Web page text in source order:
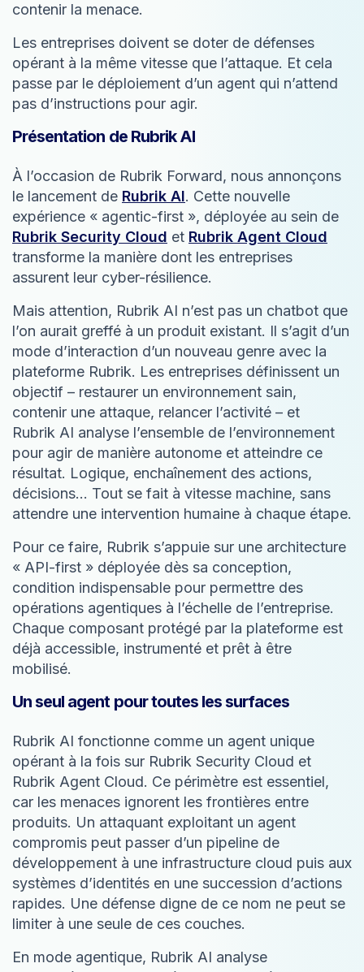
contenir la menace.
Les entreprises doivent se doter de défenses
opérant à la même vitesse que l’attaque. Et cela
passe par le déploiement d’un agent qui n’attend
pas d’instructions pour agir.
Présentation de Rubrik AI
À l’occasion de Rubrik Forward, nous annonçons
le lancement de Rubrik AI. Cette nouvelle
expérience « agentic-first », déployée au sein de
Rubrik Security Cloud et Rubrik Agent Cloud
transforme la manière dont les entreprises
assurent leur cyber-résilience.
Mais attention, Rubrik AI n’est pas un chatbot que
l’on aurait greffé à un produit existant. Il s’agit d’un
mode d’interaction d’un nouveau genre avec la
plateforme Rubrik. Les entreprises définissent un
objectif – restaurer un environnement sain,
contenir une attaque, relancer l’activité – et
Rubrik AI analyse l’ensemble de l’environnement
pour agir de manière autonome et atteindre ce
résultat. Logique, enchaînement des actions,
décisions… Tout se fait à vitesse machine, sans
attendre une intervention humaine à chaque étape.
Pour ce faire, Rubrik s’appuie sur une architecture
« API-first » déployée dès sa conception,
condition indispensable pour permettre des
opérations agentiques à l’échelle de l’entreprise.
Chaque composant protégé par la plateforme est
déjà accessible, instrumenté et prêt à être
mobilisé.
Un seul agent pour toutes les surfaces
Rubrik AI fonctionne comme un agent unique
opérant à la fois sur Rubrik Security Cloud et
Rubrik Agent Cloud. Ce périmètre est essentiel,
car les menaces ignorent les frontières entre
produits. Un attaquant exploitant un agent
compromis peut passer d’un pipeline de
développement à une infrastructure cloud puis aux
systèmes d’identités en une succession d’actions
rapides. Une défense digne de ce nom ne peut se
limiter à une seule de ces couches.
En mode agentique, Rubrik AI analyse